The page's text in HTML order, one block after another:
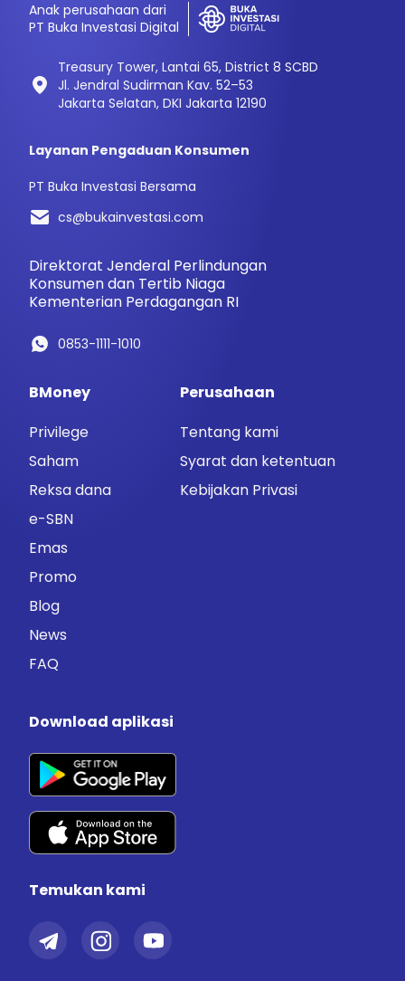
Anak perusahaan dari
PT Buka Investasi Digital
Treasury Tower, Lantai 65, District 8 SCBD
Jl. Jendral Sudirman Kav. 52–53
Jakarta Selatan, DKI Jakarta 12190
Layanan Pengaduan Konsumen
PT Buka Investasi Bersama
cs@bukainvestasi.com
Direktorat Jenderal Perlindungan
Konsumen dan Tertib Niaga
Kementerian Perdagangan RI
0853-1111-1010
BMoney
Privilege
Saham
Reksa dana
e-SBN
Emas
Promo
Blog
News
FAQ
Perusahaan
Tentang kami
Syarat dan ketentuan
Kebijakan Privasi
Download aplikasi
Temukan kami